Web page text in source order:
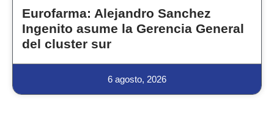
Eurofarma: Alejandro Sanchez
Ingenito asume la Gerencia General
del cluster sur
6 agosto, 2026